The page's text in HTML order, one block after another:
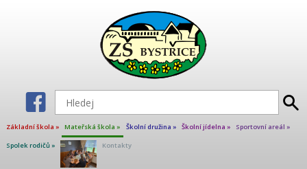
Základní škola » Mateřská škola » Školní družina » Školní jídelna » Sportovní areál »
Spolek rodičů » Kontakty